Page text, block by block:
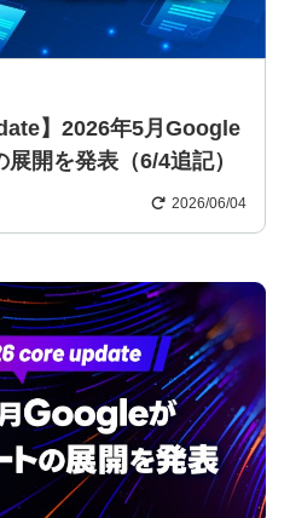
】2026年5月Google
開を発表（6/4追記）
2026/06/04